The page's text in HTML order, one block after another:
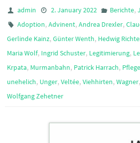
admin 2. January 2022 Berichte,
Adoption,Advinent,Andrea Drexler,
Gerlinde Kainz, Günter Wenth, Hedwig
Maria Wolf, Ingrid Schuster, Legitimierung,
Krpata, Murmanbahn, Patrick Harrach,
unehelich, Unger, Veltée, Viehhirten, Wagner,
Wolfgang Zehetner